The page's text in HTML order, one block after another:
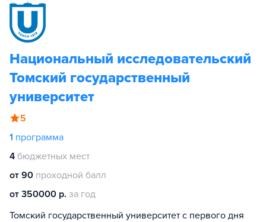
Национальный исследовательский
Томский государственный
университет
5
1 программа
4 бюджетных мест
от 90 проходной балл
от 350000 р. за год
Томский государственный университет с первого дня